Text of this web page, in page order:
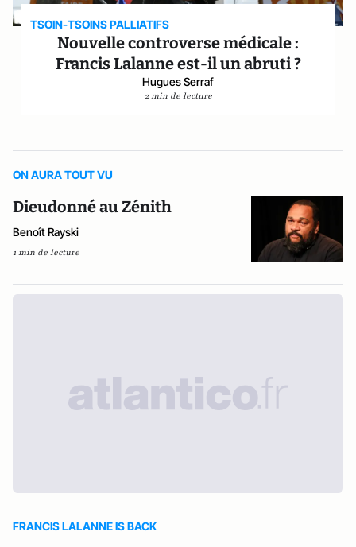
TSOIN-TSOINS PALLIATIFS
Nouvelle controverse médicale :
Francis Lalanne est-il un abruti ?
Hugues Serraf
2 min de lecture
ON AURA TOUT VU
Dieudonné au Zénith
Benoît Rayski
1 min de lecture
FRANCIS LALANNE IS BACK